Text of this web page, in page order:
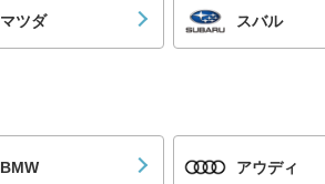
マツダ スバル
BMW アウディ